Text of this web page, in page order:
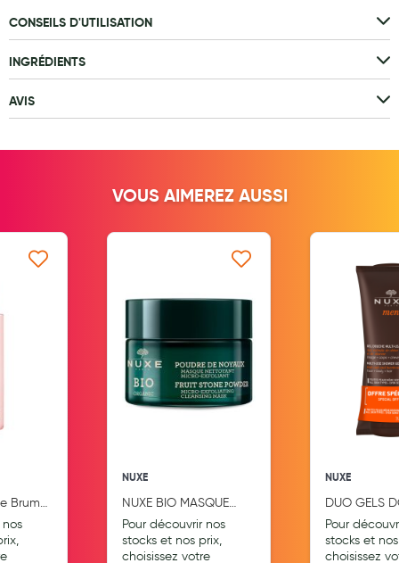
Tisanes allaitement et compléments alimentaires
Accessoires maternité
maternité
Médicaments et Santé
CONSEILS D'UTILISATION
INGRÉDIENTS
AVIS
VOUS AIMEREZ AUSSI
Brume
liste d’envie
NUXE
NUXE BIO MASQUE
NETTOYANT MICRO-
EXFOLIANT PERLITE
NATURELLE 50ML
Pour découvrir nos
stocks et nos prix,
choisissez votre
Ajouter à ma liste d’envie
NUXE
DUO GELS
2*200ML
Pour
stocks et
choisissez
Ajouter